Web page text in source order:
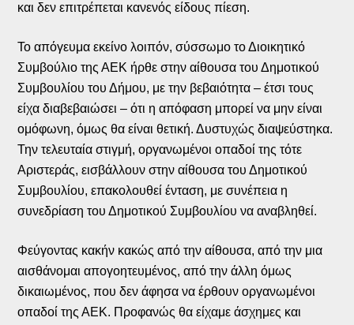
και δεν επιτρέπεται κανενός είδους πίεση.
Το απόγευμα εκείνο λοιπόν, σύσσωμο το Διοικητικό
Συμβούλιο της ΑΕΚ ήρθε στην αίθουσα του Δημοτικού
Συμβουλίου του Δήμου, με την βεβαιότητα – έτσι τους
είχα διαβεβαιώσει – ότι η απόφαση μπορεί να μην είναι
ομόφωνη, όμως θα είναι θετική. Δυστυχώς διαψεύστηκα.
Την τελευταία στιγμή, οργανωμένοι οπαδοί της τότε
Αριστεράς, εισβάλλουν στην αίθουσα του Δημοτικού
Συμβουλίου, επακολουθεί ένταση, με συνέπεια η
συνεδρίαση του Δημοτικού Συμβουλίου να αναβληθεί.
Φεύγοντας κακήν κακώς από την αίθουσα, από την μια
αισθάνομαι απογοητευμένος, από την άλλη όμως
δικαιωμένος, που δεν άφησα να έρθουν οργανωμένοι
οπαδοί της ΑΕΚ. Προφανώς θα είχαμε άσχημες και